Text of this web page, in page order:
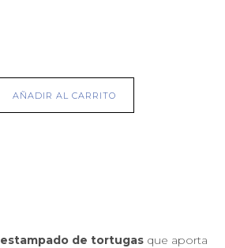
AÑADIR AL CARRITO
estampado de tortugas que aporta